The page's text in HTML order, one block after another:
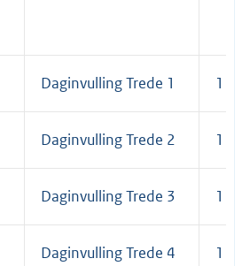
Daginvulling Trede 1 1
Daginvulling Trede 2 1
Daginvulling Trede 3 1
Daginvulling Trede 4 1